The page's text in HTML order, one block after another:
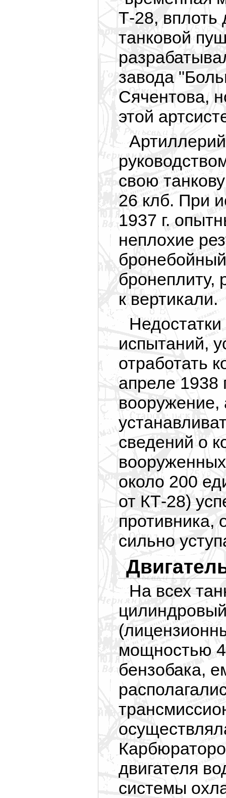
Т-28, вплоть
танковой
завода
Сячентова,
этой
свою
26 клб. При
1937 г.
неплохие
бронеплиту,
к вертикали.
испытаний,
отработать
апреле 1938
вооружение,
сведений о
около 200
от КТ-28)
противника,
сильно
На всех
мощностью
бензобака,
двигателя
системы